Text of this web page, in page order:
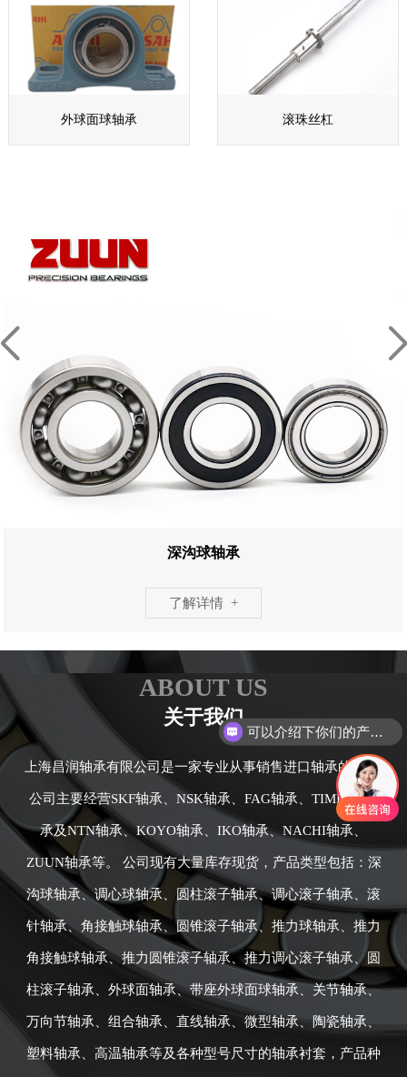
外球面球轴承 滚珠丝杠
深沟球轴承
了解详情 +
ABOUT US
关于我们
上海昌润轴承有限公司是一家专业从事销售进口轴承的公司,
公司主要经营SKF轴承、NSK轴承、FAG轴承、TIMKEN轴
承及NTN轴承、KOYO轴承、IKO轴承、NACHI轴承、
ZUUN轴承等。 公司现有大量库存现货，产品类型包括：深
沟球轴承、调心球轴承、圆柱滚子轴承、调心滚子轴承、滚
针轴承、角接触球轴承、圆锥滚子轴承、推力球轴承、推力
角接触球轴承、推力圆锥滚子轴承、推力调心滚子轴承、圆
柱滚子轴承、外球面轴承、带座外球面球轴承、关节轴承、
万向节轴承、组合轴承、直线轴承、微型轴承、陶瓷轴承、
塑料轴承、高温轴承等及各种型号尺寸的轴承衬套，产品种
你们是怎么收费的呢